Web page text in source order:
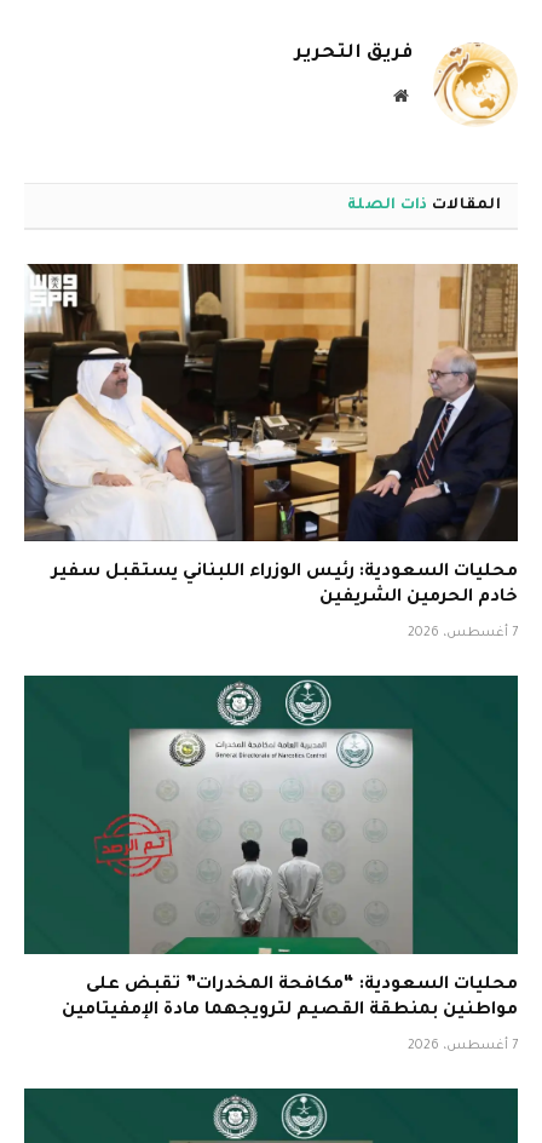
فريق التحرير
موقع
المقالات ذات الصلة
محليات السعودية: رئيس الوزراء اللبناني يستقبل سفير
خادم الحرمين الشريفين
7 أغسطس، 2026
محليات السعودية: “مكافحة المخدرات” تقبض على
مواطنين بمنطقة القصيم لترويجهما مادة الإمفيتامين
7 أغسطس، 2026